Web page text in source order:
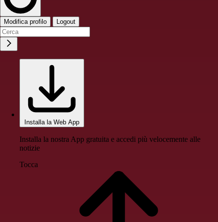
Modifica profilo Logout
Installa la Web App
Installa la nostra App gratuita e accedi più velocemente alle
notizie
Tocca